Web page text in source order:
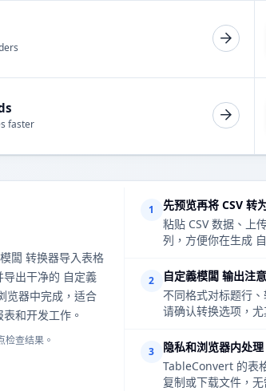
faster
闆 转换器导入表格
出干净的 自定義
览器中完成，适合
和开发工作。
检查结果。
1
先预览再将 CSV 转
粘贴 CSV 数据、上
列，方便你在生成
2
自定義模闆 输出注
不同格式对标题行
请确认转换选项，
3
隐私和浏览器内处理
TableConvert 的表
复制或下载文件，无